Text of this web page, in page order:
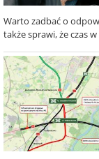
Warto zadbać o
także sprawi, że czas